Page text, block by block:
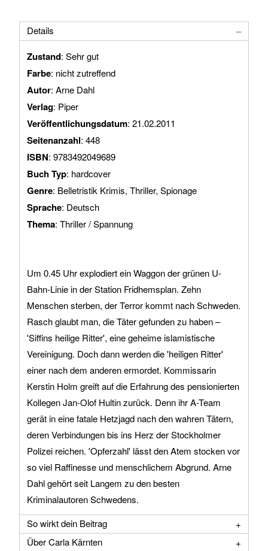
Details
Zustand: Sehr gut
Farbe: nicht zutreffend
Autor: Arne Dahl
Verlag: Piper
Veröffentlichungsdatum: 21.02.2011
Seitenanzahl: 448
ISBN: 9783492049689
Buch Typ: hardcover
Genre: Belletristik Krimis, Thriller, Spionage
Sprache: Deutsch
Thema: Thriller / Spannung
Um 0.45 Uhr explodiert ein Waggon der grünen U-
Bahn-Linie in der Station Fridhemsplan. Zehn
Menschen sterben, der Terror kommt nach Schweden.
Rasch glaubt man, die Täter gefunden zu haben –
'Siffins heilige Ritter', eine geheime islamistische
Vereinigung. Doch dann werden die 'heiligen Ritter'
einer nach dem anderen ermordet. Kommissarin
Kerstin Holm greift auf die Erfahrung des pensionierten
Kollegen Jan-Olof Hultin zurück. Denn ihr A-Team
gerät in eine fatale Hetzjagd nach den wahren Tätern,
deren Verbindungen bis ins Herz der Stockholmer
Polizei reichen. 'Opferzahl' lässt den Atem stocken vor
so viel Raffinesse und menschlichem Abgrund. Arne
Dahl gehört seit Langem zu den besten
Kriminalautoren Schwedens.
So wirkt dein Beitrag
Über Carla Kärnten